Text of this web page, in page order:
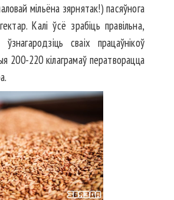
мільёна зярнятак!) пасяўнога
Калі ўсё зрабіць правільна,
сваіх працаўнікоў
200-220 кілаграмаў ператворацца